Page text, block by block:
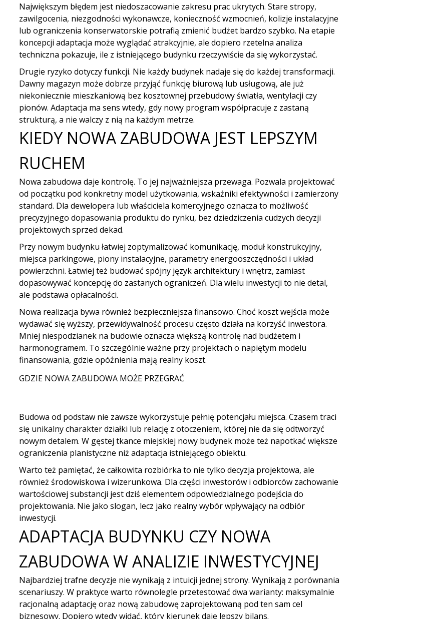
Największym błędem jest niedoszacowanie zakresu prac ukrytych. Stare stropy,
zawilgocenia, niezgodności wykonawcze, konieczność wzmocnień, kolizje instalacyjne
lub ograniczenia konserwatorskie potrafią zmienić budżet bardzo szybko. Na etapie
koncepcji adaptacja może wyglądać atrakcyjnie, ale dopiero rzetelna analiza
techniczna pokazuje, ile z istniejącego budynku rzeczywiście da się wykorzystać.
Drugie ryzyko dotyczy funkcji. Nie każdy budynek nadaje się do każdej transformacji.
Dawny magazyn może dobrze przyjąć funkcję biurową lub usługową, ale już
niekoniecznie mieszkaniową bez kosztownej przebudowy światła, wentylacji czy
pionów. Adaptacja ma sens wtedy, gdy nowy program współpracuje z zastaną
strukturą, a nie walczy z nią na każdym metrze.
KIEDY NOWA ZABUDOWA JEST LEPSZYM
RUCHEM
Nowa zabudowa daje kontrolę. To jej najważniejsza przewaga. Pozwala projektować
od początku pod konkretny model użytkowania, wskaźniki efektywności i zamierzony
standard. Dla dewelopera lub właściciela komercyjnego oznacza to możliwość
precyzyjnego dopasowania produktu do rynku, bez dziedziczenia cudzych decyzji
projektowych sprzed dekad.
Przy nowym budynku łatwiej zoptymalizować komunikację, moduł konstrukcyjny,
miejsca parkingowe, piony instalacyjne, parametry energooszczędności i układ
powierzchni. Łatwiej też budować spójny język architektury i wnętrz, zamiast
dopasowywać koncepcję do zastanych ograniczeń. Dla wielu inwestycji to nie detal,
ale podstawa opłacalności.
Nowa realizacja bywa również bezpieczniejsza finansowo. Choć koszt wejścia może
wydawać się wyższy, przewidywalność procesu często działa na korzyść inwestora.
Mniej niespodzianek na budowie oznacza większą kontrolę nad budżetem i
harmonogramem. To szczególnie ważne przy projektach o napiętym modelu
finansowania, gdzie opóźnienia mają realny koszt.
GDZIE NOWA ZABUDOWA MOŻE PRZEGRAĆ
Budowa od podstaw nie zawsze wykorzystuje pełnię potencjału miejsca. Czasem traci
się unikalny charakter działki lub relację z otoczeniem, której nie da się odtworzyć
nowym detalem. W gęstej tkance miejskiej nowy budynek może też napotkać większe
ograniczenia planistyczne niż adaptacja istniejącego obiektu.
Warto też pamiętać, że całkowita rozbiórka to nie tylko decyzja projektowa, ale
również środowiskowa i wizerunkowa. Dla części inwestorów i odbiorców zachowanie
wartościowej substancji jest dziś elementem odpowiedzialnego podejścia do
projektowania. Nie jako slogan, lecz jako realny wybór wpływający na odbiór
inwestycji.
ADAPTACJA BUDYNKU CZY NOWA
ZABUDOWA W ANALIZIE INWESTYCYJNEJ
Najbardziej trafne decyzje nie wynikają z intuicji jednej strony. Wynikają z porównania
scenariuszy. W praktyce warto równolegle przetestować dwa warianty: maksymalnie
racjonalną adaptację oraz nową zabudowęzaprojektowaną pod ten sam cel
biznesowy. Dopiero wtedy widać, który kierunek daje lepszy bilans.